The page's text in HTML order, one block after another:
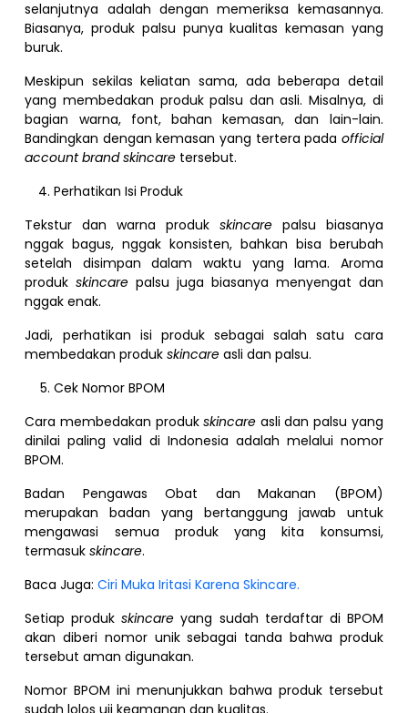
selanjutnya adalah dengan memeriksa kemasannya.
Biasanya, produk palsu punya kualitas kemasan yang
buruk.
Meskipun sekilas keliatan sama, ada beberapa detail
yang membedakan produk palsu dan asli. Misalnya, di
bagian warna, font, bahan kemasan, dan lain-lain.
Bandingkan dengan kemasan yang tertera pada official
account brand skincare tersebut.
Perhatikan Isi Produk
Tekstur dan warna produk skincare palsu biasanya
nggak bagus, nggak konsisten, bahkan bisa berubah
setelah disimpan dalam waktu yang lama. Aroma
produkskincarepalsu juga biasanya menyengat dan
nggak enak.
Jadi, perhatikan isi produk sebagai salah satu cara
membedakan produkskincareasli dan palsu.
Cek Nomor BPOM
Cara membedakan produkskincare asli dan palsu yang
dinilai paling valid di Indonesia adalah melalui nomor
BPOM.
Badan Pengawas Obat dan Makanan (BPOM)
merupakan badan yang bertanggung jawab untuk
mengawasi semua produk yang kita konsumsi,
termasukskincare.
Baca Juga:Ciri Muka Iritasi Karena Skincare.
Setiap produkskincareyang sudah terdaftar di BPOM
akan diberi nomor unik sebagai tanda bahwa produk
tersebut aman digunakan.
Nomor BPOM ini menunjukkan bahwa produk tersebut
sudah lolos uji keamanan dan kualitas.